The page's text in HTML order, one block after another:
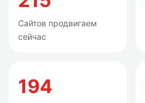
Сайтов продвигаем
сейчас
194